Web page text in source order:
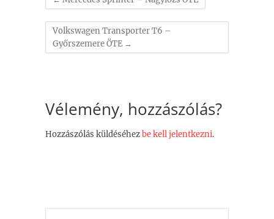
Volkswagen Transporter T6 –
Győrszemere ÖTE →
Vélemény, hozzászólás?
Hozzászólás küldéséhezbe kell jelentkezni.